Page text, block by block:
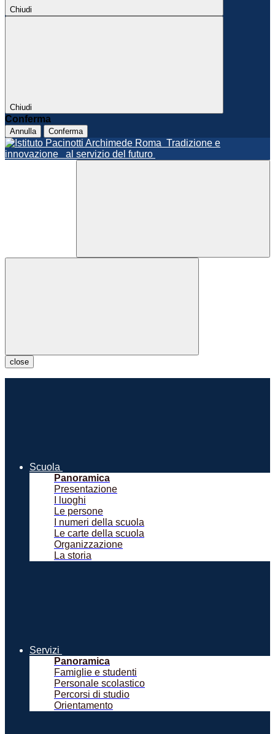
Chiudi
Chiudi
Conferma
Annulla Conferma
Roma Tradizione e
innovazione
al servizio del futuro
close
Scuola
Panoramica
Presentazione
I luoghi
Le persone
I numeri della scuola
Le carte della scuola
Organizzazione
La storia
Servizi
Panoramica
Famiglie e studenti
Personale scolastico
Percorsi di studio
Orientamento